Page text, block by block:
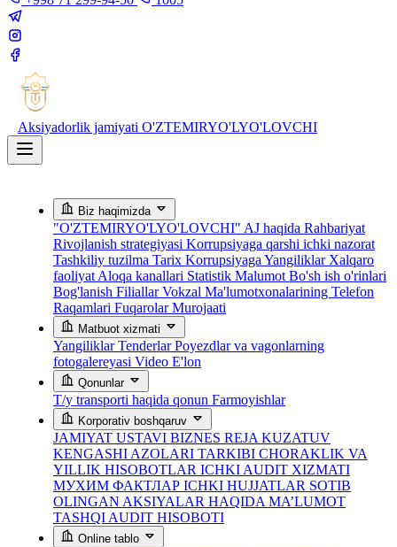
Aksiyadorlik jamiyati O'ZTEMIRYO'LYO'LOVCHI
Biz haqimizda
"O'ZTEMIRYO'LYO'LOVCHI" AJ haqida Rahbariyat
Rivojlanish strategiyasi Korrupsiyaga qarshi ichki nazorat
Tashkiliy tuzilma Tarix Korrupsiyaga Yangiliklar Xalqaro
faoliyat Aloqa kanallari Statistik Malumot Bo'sh ish o'rinlari
Bog'lanish FiliallarVokzal Ma'lumotxonalarining Telefon
Raqamlari Fuqarolar Murojaati
Matbuot xizmati
YangiliklarTenderlarPoyezdlar va vagonlarning
fotogalereyasi Video E'lon
Qonunlar
T/y transporti haqida qonun Farmoyishlar
Korporativ boshqaruv
JAMIYAT USTAVI BIZNES REJA KUZATUV
KENGASHI AZOLARI TARKIBI CHORAKLIK VA
YILLIK HISOBOTLAR ICHKI AUDIT XIZMATI
МУХИМ ФАКТЛАР ICHKI HUJJATLAR SOTIB
OLINGAN AKSIYALAR HAQIDA MA’LUMOT
TASHQI AUDIT HISOBOTI
Online tablo